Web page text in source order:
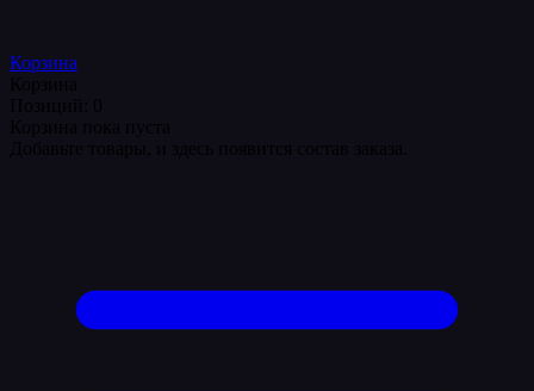
Корзина